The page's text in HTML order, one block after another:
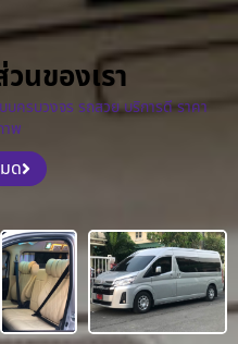
นของเรา
ครบวงจร รถสวย บริการดี ราคา
พ
ด